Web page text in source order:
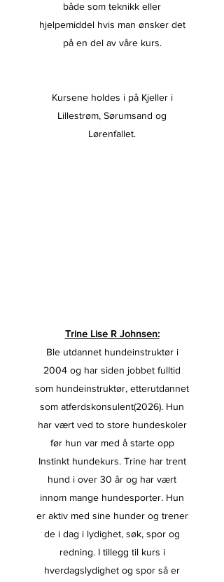
både som teknikk eller
hjelpemiddel hvis man ønsker det
på en del av våre kurs.
Kursene holdes i på Kjeller i
Lillestrøm, Sørumsand og
Lørenfallet.
Trine Lise R Johnsen:
Ble utdannet hundeinstruktør i
2004 og har siden jobbet fulltid
som hundeinstruktør, etterutdannet
som atferdskonsulent(2026). Hun
har vært ved to store hundeskoler
før hun var med å starte opp
Instinkt hundekurs. Trine har trent
hund i over 30 år og har vært
innom mange hundesporter. Hun
er aktiv med sine hunder og trener
de i dag i lydighet, søk, spor og
redning. I tillegg til kurs i
hverdagslydighet og spor så er